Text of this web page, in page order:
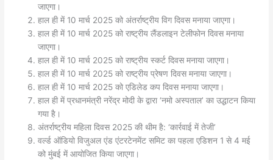
जाएगा।
हाल ही में 10 मार्च 2025 को अंतर्राष्ट्रीय विग दिवस मनाया जाएगा।
हाल ही में 10 मार्च 2025 को राष्ट्रीय लैंडलाइन टेलीफोन दिवस मनाया
जाएगा।
हाल ही में 10 मार्च 2025 को राष्ट्रीय स्कर्ट दिवस मनाया जाएगा।
हाल ही में 10 मार्च 2025 को राष्ट्रीय प्रेषण दिवस मनाया जाएगा।
हाल ही में 10 मार्च 2025 को एडिलेड कप दिवस मनाया जाएगा।
हाल ही में प्रधानमंत्री नरेंद्र मोदी के द्वारा ‘नमो अस्पताल’ का उद्धाटन किया
गया है।
अंतर्राष्ट्रीय महिला दिवस 2025 की थीम है: ‘कार्रवाई में तेजी’
वर्ल्ड ऑडियो विजुअल एंड एंटरटेनमेंट समिट का पहला एडिशन 1 से 4 मई
को मुंबई में आयोजित किया जाएगा।